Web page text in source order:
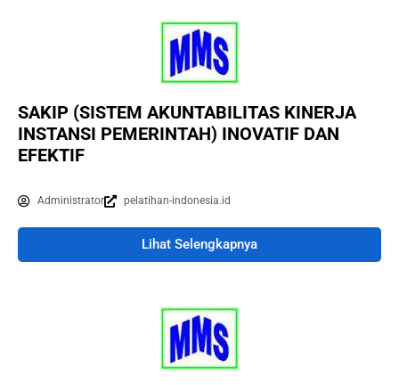
SAKIP (SISTEM AKUNTABILITAS KINERJA
INSTANSI PEMERINTAH) INOVATIF DAN
EFEKTIF
Administrator pelatihan-indonesia.id
Lihat Selengkapnya